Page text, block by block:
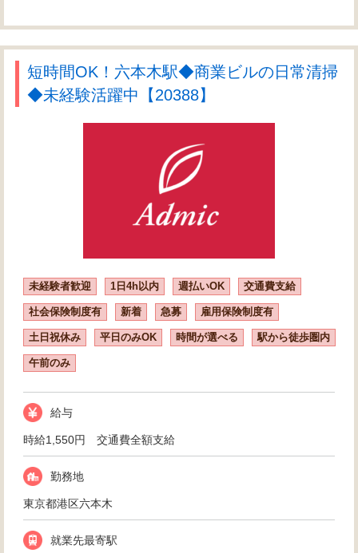
短時間OK！六本木駅◆商業ビルの日常清掃
◆未経験活躍中【20388】
未経験者歓迎 1日4h以内 週払いOK 交通費支給
社会保険制度有 新着 急募 雇用保険制度有
土日祝休み 平日のみOK 時間が選べる 駅から徒歩圏内
午前のみ
給与
時給1,550円 交通費全額支給
勤務地
東京都港区六本木
就業先最寄駅